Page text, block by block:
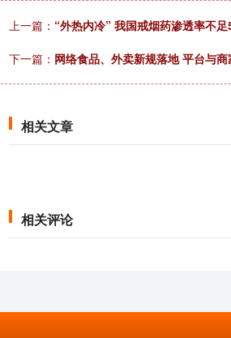
上一篇： “外热内冷” 我国戒烟药渗透率不足
下一篇： 网络食品、外卖新规落地 平台与
相关文章
相关评论